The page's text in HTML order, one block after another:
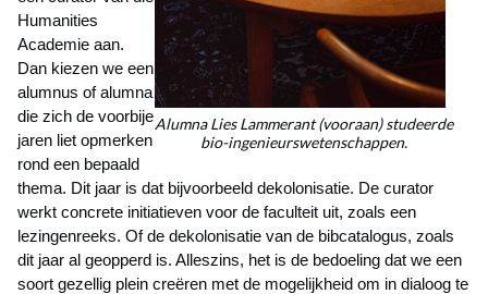
Alumna Lies Lammerant (vooraan) studeerde
bio-ingenieurswetenschappen.
Humanities
Academie aan.
Dan kiezen we een
alumnus of alumna
die zich de voorbije
jaren liet opmerken
rond een bepaald
thema. Dit jaar is dat bijvoorbeeld dekolonisatie. De curator
werkt concrete initiatieven voor de faculteit uit, zoals een
lezingenreeks. Of de dekolonisatie van de bibcatalogus, zoals
dit jaar al geopperd is. Alleszins, het is de bedoeling dat we een
soort gezellig plein creëren met de mogelijkheid om in dialoog te